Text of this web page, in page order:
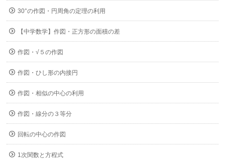
30°の作図・円周角の定理の利用
【中学数学】作図・正方形の面積の差
作図・√５の作図
作図・ひし形の内接円
作図・相似の中心の利用
作図・線分の３等分
回転の中心の作図
1次関数と方程式